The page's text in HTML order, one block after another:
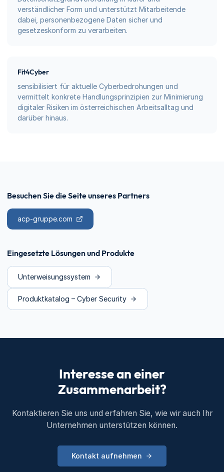
verständlicher Form und unterstützt Mitarbeitende
dabei, personenbezogene Daten sicher und
gesetzeskonform zu verarbeiten.
Fit4Cyber
sensibilisiert für aktuelle Cyberbedrohungen und
vermittelt konkrete Handlungsprinzipien zur Minimierung
digitaler Risiken im österreichischen Arbeitsalltag und
darüber hinaus.
Besuchen Sie die Seite unseres Partners
acp-gruppe.com
Eingesetzte Lösungen und Produkte
Unterweisungssystem
Produktkatalog – Cyber Security
Interesse an einer
Zusammenarbeit?
Kontaktieren Sie uns und erfahren Sie, wie wir auch Ihr
Unternehmen unterstützen können.
Kontakt aufnehmen